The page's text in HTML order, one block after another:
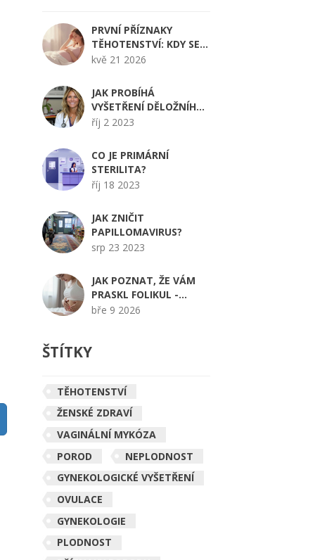
PRVNÍ PŘÍZNAKY
TĚHOTENSTVÍ: KDY SE
OBJEVÍ A JAK JE
kvě 21 2026
JAK PROBÍHÁ
VYŠETŘENÍ DĚLOŽNÍHO
ČÍPKU?
říj 2 2023
CO JE PRIMÁRNÍ
STERILITA?
říj 18 2023
JAK ZNIČIT
PAPILLOMAVIRUS?
srp 23 2023
JAK POZNAT, ŽE VÁM
PRASKL FOLIKUL -
PŘESNÉ PŘÍZNAKY A CO
bře 9 2026
ŠTÍTKY
TĚHOTENSTVÍ
ŽENSKÉ ZDRAVÍ
VAGINÁLNÍ MYKÓZA
POROD
NEPLODNOST
GYNEKOLOGICKÉ VYŠETŘENÍ
OVULACE
GYNEKOLOGIE
PLODNOST